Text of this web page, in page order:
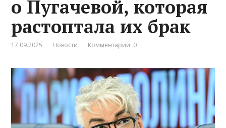
о Пугачевой, которая
растоптала их брак
17.09.2025 Новости Комментарии: 0